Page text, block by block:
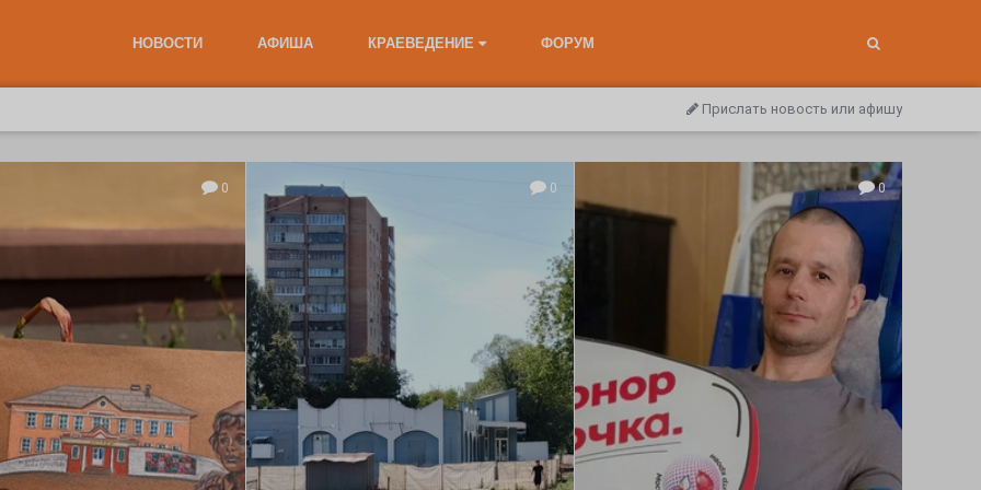
НОВОСТИ АФИША КРАЕВЕДЕНИЕ ФОРУМ
Прислать новость или афишу
0 0 0